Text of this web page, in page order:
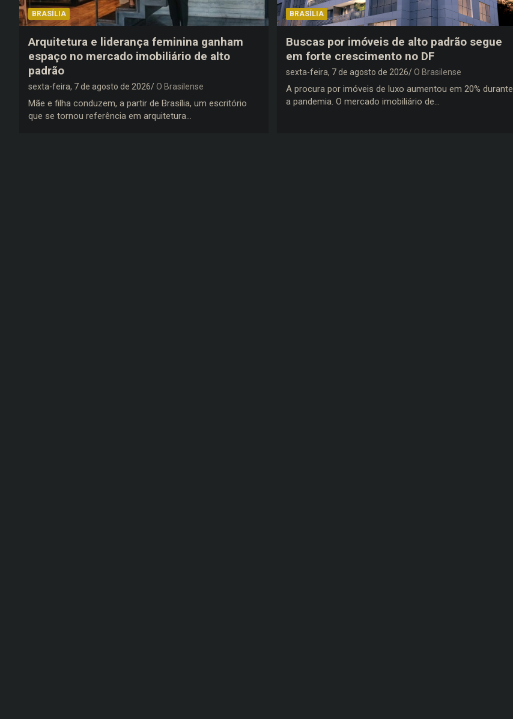
BRASÍLIA
Arquitetura e liderança feminina ganham
espaço no mercado imobiliário de alto
padrão
sexta-feira, 7 de agosto de 2026 O Brasilense
Mãe e filha conduzem, a partir de Brasília, um escritório
que se tornou referência em arquitetura…
BRASÍLIA
Buscas por imóveis de alto padrão segue
em forte crescimento no DF
sexta-feira, 7 de agosto de 2026 O Brasilense
A procura por imóveis de luxo aumentou em 20% durante
a pandemia. O mercado imobiliário de…